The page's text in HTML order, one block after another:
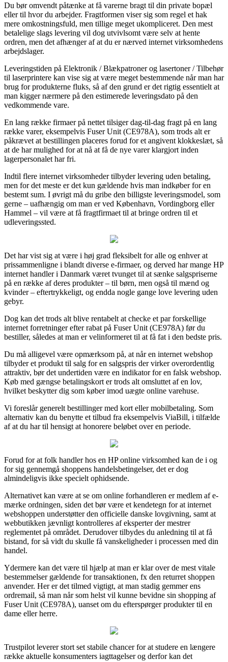
Du bør omvendt påtænke at få varerne bragt til din private bopæl
eller til hvor du arbejder. Fragtformen viser sig som regel et hak
mere omkostningsfuld, men tillige meget ukompliceret. Den mest
betalelige slags levering vil dog utvivlsomt være selv at hente
ordren, men det afhænger af at du er nærved internet virksomhedens
arbejdslager.
Leveringstiden på Elektronik / Blækpatroner og lasertoner / Tilbehør
til laserprintere kan vise sig at være meget bestemmende når man har
brug for produkterne fluks, så af den grund er det rigtig essentielt at
man kigger nærmere på den estimerede leveringsdato på den
vedkommende vare.
En lang række firmaer på nettet tilsiger dag-til-dag fragt på en lang
række varer, eksempelvis Fuser Unit (CE978A), som trods alt er
påkrævet at bestillingen placeres forud for et angivent klokkeslæt, så
at de har mulighed for at nå at få de nye varer klargjort inden
lagerpersonalet har fri.
Indtil flere internet virksomheder tilbyder levering uden betaling,
men for det meste er det kun gældende hvis man indkøber for en
bestemt sum. I øvrigt må du gribe den billigste leveringsmodel, som
gerne – uafhængig om man er ved København, Vordingborg eller
Hammel – vil være at få fragtfirmaet til at bringe ordren til et
udleveringssted.
Det har vist sig at være i høj grad fleksibelt for alle og enhver at
prissammenligne i blandt diverse e-firmaer, og derved har mange HP
internet handler i Danmark været tvunget til at sænke salgspriserne
på en række af deres produkter – til børn, men også til mænd og
kvinder – eftertrykkeligt, og endda nogle gange love levering uden
gebyr.
Dog kan det trods alt blive rentabelt at checke et par forskellige
internet forretninger efter rabat på Fuser Unit (CE978A) før du
bestiller, således at man er velinformeret til at få fat i den bedste pris.
Du må alligevel være opmærksom på, at når en internet webshop
tilbyder et produkt til salg for en salgspris der virker overordentlig
attraktiv, bør det undertiden være en indikator for en falsk webshop.
Køb med gængse betalingskort er trods alt omsluttet af en lov,
hvilket beskytter dig som køber imod uægte online varehuse.
Vi foreslår generelt bestillinger med kort eller mobilbetaling. Som
alternativ kan du benytte et tilbud fra eksempelvis ViaBill, i tilfælde
af at du har til hensigt at honorere beløbet over en periode.
Forud for at folk handler hos en HP online virksomhed kan de i og
for sig gennemgå shoppens handelsbetingelser, det er dog
almindeligvis ikke specielt ophidsende.
Alternativet kan være at se om online forhandleren er medlem af e-
mærke ordningen, siden det bør være et kendetegn for at internet
webshoppen understøtter den officielle danske lovgivning, samt at
webbutikken jævnligt kontrolleres af eksperter der mestrer
reglementet på området. Derudover tilbydes du anledning til at få
bistand, for så vidt du skulle få vanskeligheder i processen med din
handel.
Ydermere kan det være til hjælp at man er klar over de mest vitale
bestemmelser gældende for transaktionen, fx den returret shoppen
anvender. Her er det tilmed vigtigt, at man stadig gemmer ens
ordremail, så man når som helst vil kunne bevidne sin shopping af
Fuser Unit (CE978A), uanset om du efterspørger produkter til en
dame eller herre.
Trustpilot leverer stort set stabile chancer for at studere en længere
række aktuelle konsumenters iagttagelser og derfor kan det